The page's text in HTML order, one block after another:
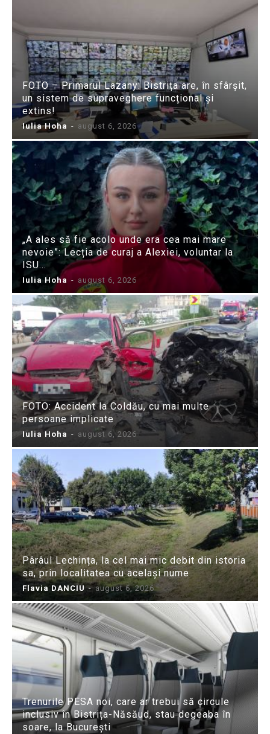
FOTO – Primarul Lazany: Bistrița are, în sfârșit,
un sistem de supraveghere funcțional și
extins!
Iulia Hoha - august 6, 2026
„A ales să fie acolo unde era cea mai mare
nevoie”: Lecția de curaj a Alexiei, voluntar la
ISU...
Iulia Hoha - august 6, 2026
FOTO: Accident la Coldău, cu mai multe
persoane implicate
Iulia Hoha - august 6, 2026
Pârâul Lechința, la cel mai mic debit din istoria
sa, prin localitatea cu același nume
Flavia DANCIU - august 6, 2026
Trenurile PESA noi, care ar trebui să circule
inclusiv în Bistrița-Năsăud, stau degeaba în
soare, la București